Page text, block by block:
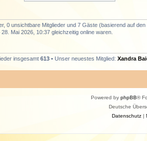
0 unsichtbare Mitglieder und 7 Gäste (basierend auf
Mai 2026, 10:37 gleichzeitig online waren.
insgesamt 613 • Unser neuestes Mitglied: Xandra
Powered by phpBB®
Deutsche
Datenschutz|